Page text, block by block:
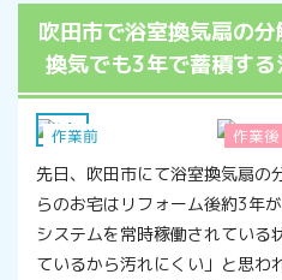
吹田市で浴室換気扇の
換気でも3年で蓄積す
作業前 作業後
浴室
先日、吹田市にて浴室換気扇の
らのお宅はリフォーム後約3年
システムを常時稼働されている
ているから汚れにくい」と思わ